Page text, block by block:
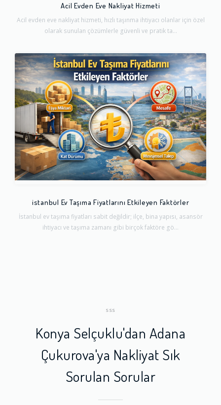
Acil Evden Eve Nakliyat Hizmeti
Acil evden eve nakliyat hizmeti, hızlı taşınma ihtiyacı olanlar için özel
olarak sunulan çözümlerle güvenli ve pratik ta...
istanbul Ev Taşıma Fiyatlarını Etkileyen Faktörler
İstanbul ev taşıma fiyatları sabit değildir; ilçe, bina yapısı, asansör
ihtiyacı ve taşıma zamanı gibi birçok faktöre gö...
SSS
Konya Selçuklu'dan Adana
Çukurova'ya Nakliyat Sık
Sorulan Sorular